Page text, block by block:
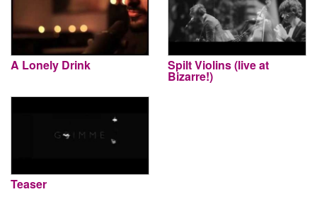
A Lonely Drink Spilt Violins (live at
Bizarre!)
Teaser